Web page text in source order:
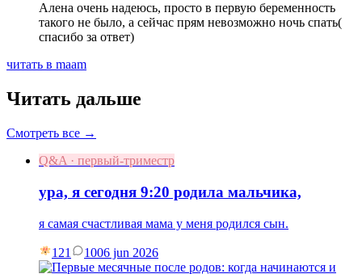
Алена очень надеюсь, просто в первую беременность
такого не было, а сейчас прям невозможно ночь спать(
спасибо за ответ)
читать в maam
Читать дальше
Смотреть все →
Q&A · первый-триместр
ура, я сегодня 9:20 родила мальчика,
я самая счастливая мама у меня родился сын.
121 1006 jun 2026